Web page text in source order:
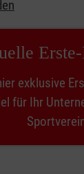
exklusive
für Ihr